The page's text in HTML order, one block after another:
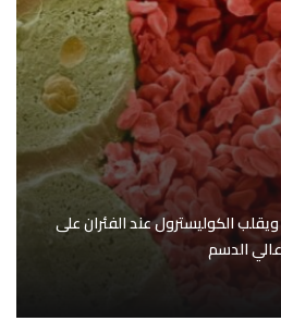
الكوليسترول عند الفئران على
الدسم